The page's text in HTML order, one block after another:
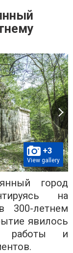
+3
View gallery
город
на
300-летнем
явилось
работы и